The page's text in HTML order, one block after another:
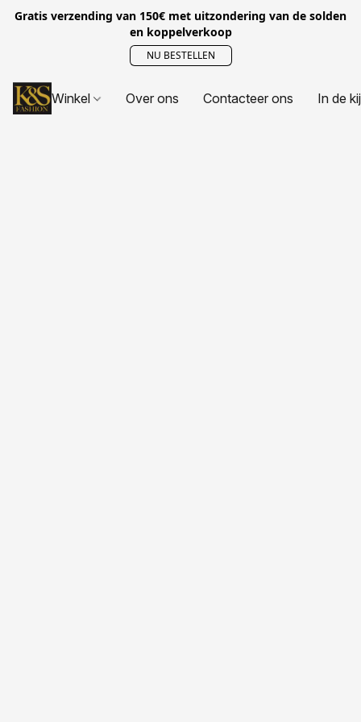
Gratis verzending van 150€ met uitzondering van de solden
en koppelverkoop
NU BESTELLEN
Winkel Over ons Contacteer ons In de